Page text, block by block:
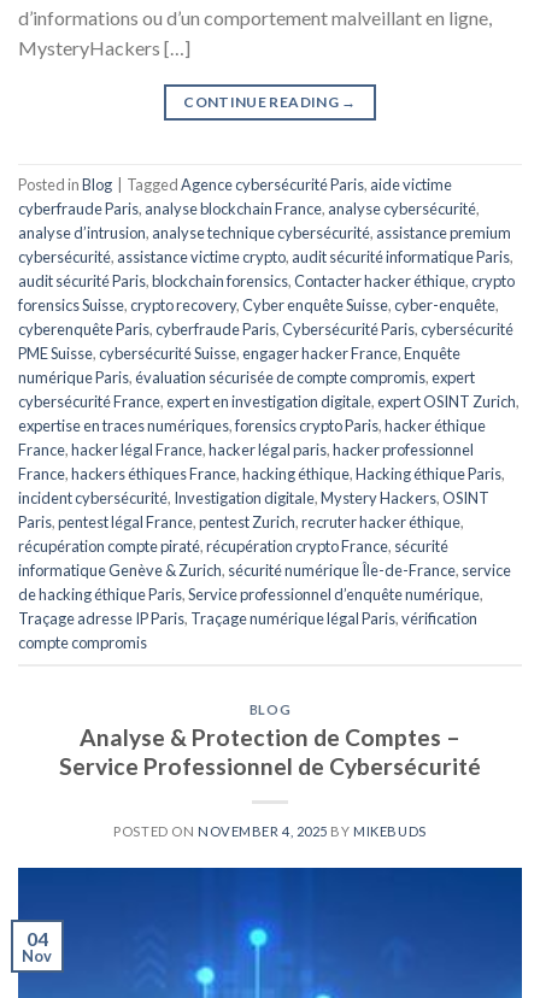
d’informations ou d’un comportement malveillant en ligne,
MysteryHackers […]
CONTINUE READING →
Posted inBlog TaggedAgence cybersécurité Paris, aide victime
cyberfraude Paris, analyse blockchain France, analyse cybersécurité,
analyse d’intrusion, analyse technique cybersécurité, assistance premium
cybersécurité, assistance victime crypto, audit sécurité informatique Paris,
audit sécurité Paris,blockchain forensics,Contacter hacker éthique,crypto
forensics Suisse,crypto recovery,Cyber enquête Suisse,cyber-enquête,
cyberenquête Paris,cyberfraude Paris,Cybersécurité Paris,cybersécurité
PME Suisse,cybersécurité Suisse,engager hacker France,Enquête
numérique Paris,évaluation sécurisée de compte compromis,expert
cybersécurité France,expert en investigation digitale,expert OSINT Zurich,
expertise en traces numériques,forensics crypto Paris,hacker éthique
France,hacker légal France,hacker légal paris,hacker professionnel
France,hackers éthiques France,hacking éthique,Hacking éthique Paris,
incident cybersécurité, Investigation digitale,Mystery Hackers,OSINT
Paris,pentest légal France,pentest Zurich,recruter hacker éthique,
récupération compte piraté,récupération crypto France, sécurité
informatique Genève & Zurich, sécurité numérique Île-de-France, service
de hacking éthique Paris,Service professionnel d’enquête numérique,
Traçage adresse IP Paris, Traçage numérique légal Paris,vérification
compte compromis
BLOG
Analyse & Protection de Comptes –
Service Professionnel de Cybersécurité
POSTED ON NOVEMBER 4, 2025 BY MIKEBUDS
04
Nov